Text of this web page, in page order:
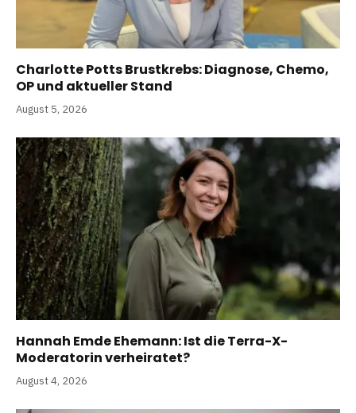
Charlotte Potts Brustkrebs: Diagnose, Chemo,
OP und aktueller Stand
August 5, 2026
Hannah Emde Ehemann: Ist die Terra-X-
Moderatorin verheiratet?
August 4, 2026